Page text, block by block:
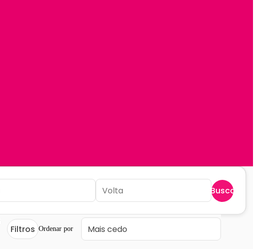
Buscar
Filtros Ordenar por